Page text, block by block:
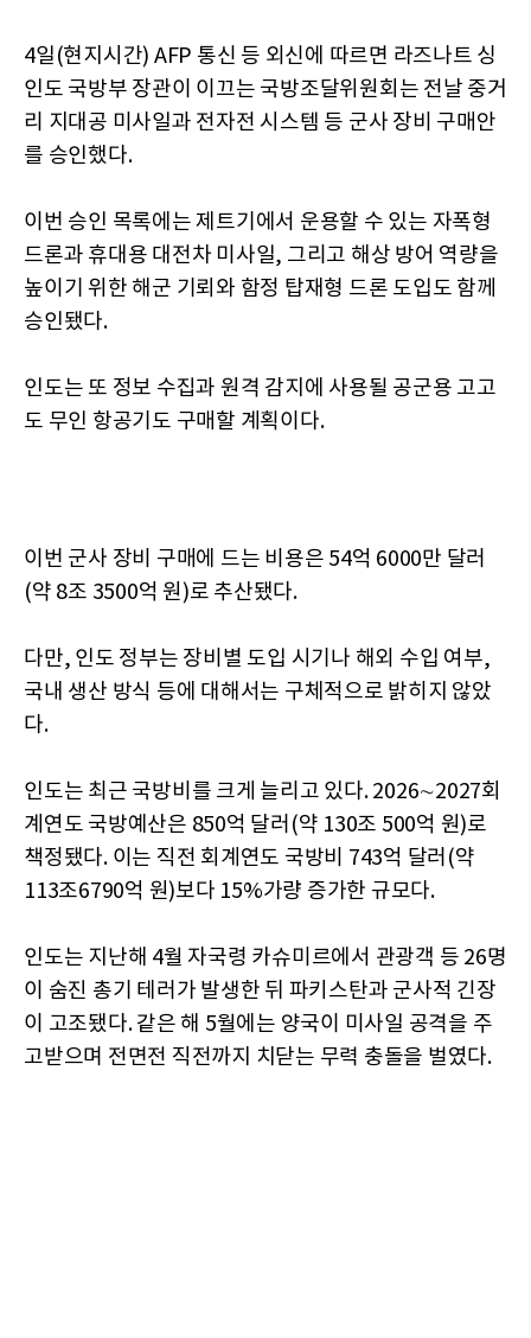
4일(현지시간) AFP 통신 등 외신에 따르면 라즈나트 싱
인도 국방부 장관이 이끄는 국방조달위원회는 전날 중거
리 지대공 미사일과 전자전 시스템 등 군사 장비 구매안
를 승인했다.
이번 승인 목록에는 제트기에서 운용할 수 있는 자폭형
드론과 휴대용 대전차 미사일, 그리고 해상 방어 역량을
높이기 위한 해군 기뢰와 함정 탑재형 드론 도입도 함께
승인됐다.
인도는 또 정보 수집과 원격 감지에 사용될 공군용 고고
도 무인 항공기도 구매할 계획이다.
이번 군사 장비 구매에 드는 비용은 54억 6000만 달러
(약 8조 3500억 원)로 추산됐다.
다만, 인도 정부는 장비별 도입 시기나 해외 수입 여부,
국내 생산 방식 등에 대해서는 구체적으로 밝히지 않았
다.
인도는 최근 국방비를 크게 늘리고 있다. 2026∼2027회
계연도 국방예산은 850억 달러(약 130조 500억 원)로
책정됐다. 이는 직전 회계연도 국방비 743억 달러(약
113조6790억 원)보다 15%가량 증가한 규모다.
인도는 지난해 4월 자국령 카슈미르에서 관광객 등 26명
이 숨진 총기 테러가 발생한 뒤 파키스탄과 군사적 긴장
이 고조됐다. 같은 해 5월에는 양국이 미사일 공격을 주
고받으며 전면전 직전까지 치닫는 무력 충돌을 벌였다.